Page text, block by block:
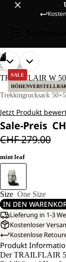
SALE
HÖHENVERSTELLBAR
17
BILD
IM
VOLLBILD
ÖFFNEN
BILD
IM
VOLLBILD
ÖFFNEN
BILD
IM
VOLLBILD
ÖFFNEN
BILD
IM
VOLLBILD
ÖFFNEN
BILD
IM
VOLLBILD
ÖFFNEN
BILD
IM
VOLLBILD
ÖFFNEN
BILD
IM
VOLLBILD
ÖFFNEN
BILD
IM
VOLLBILD
ÖFFNEN
BILD
IM
VOLLBILD
ÖFFNEN
BILD
IM
VOLLBILD
ÖFFNEN
BILD
IM
VOLLBILD
ÖFFNEN
BILD
IM
VOLLBILD
ÖFFNEN
BILD
IM
VOLLBILD
ÖFFNEN
BILD
IM
VOLLBILD
ÖFFNEN
BILD
IM
VOLLBILD
ÖFFNEN
BILD
IM
VOLLBILD
ÖFFNEN
BILD
IM
VOLLBILD
ÖFFNEN
TREKKING
TRAILFLAIR W
Trekkingrucksack
Jetzt Produkt
Sale-Preis
CHF 279.00
mint leaf
Size One Size
IN DEN
Lieferung in 1-3
Kostenloser
Kostenlose
Produkt
Der TRAILFLAIR